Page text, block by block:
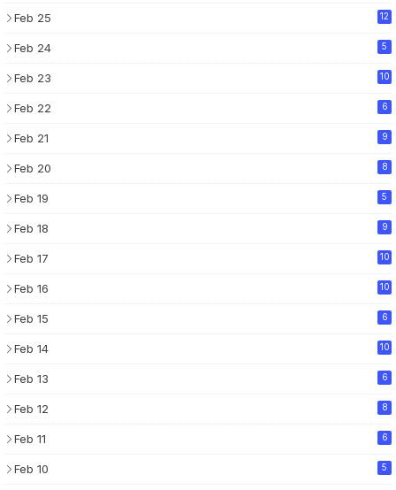
Feb 25 12
Feb 24 5
Feb 23 10
Feb 22 6
Feb 21 9
Feb 20 8
Feb 19 5
Feb 18 9
Feb 17 10
Feb 16 10
Feb 15 6
Feb 14 10
Feb 13 6
Feb 12 8
Feb 11 6
Feb 10 5